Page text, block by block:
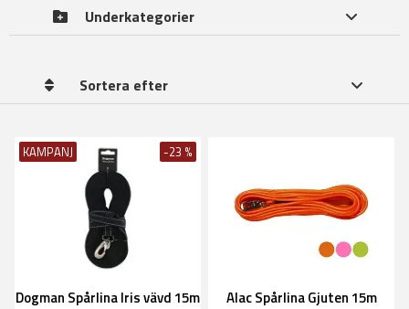
Underkategorier
Sortera efter
KAMPANJ -23 %
Dogman Spårlina Iris vävd 15m Alac Spårlina Gjuten 15m